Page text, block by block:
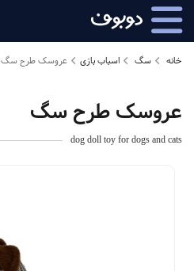
خانه سگ اسباب بازی عروسک طرح سگ
عروسک طرح سگ
dog doll toy for dogs and cats